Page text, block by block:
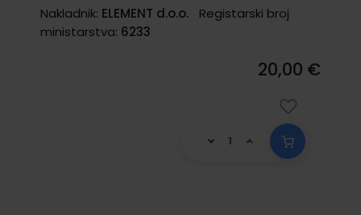
Nakladnik: ELEMENT d.o.o.
Registarski broj
ministarstva: 6233
20,00 €